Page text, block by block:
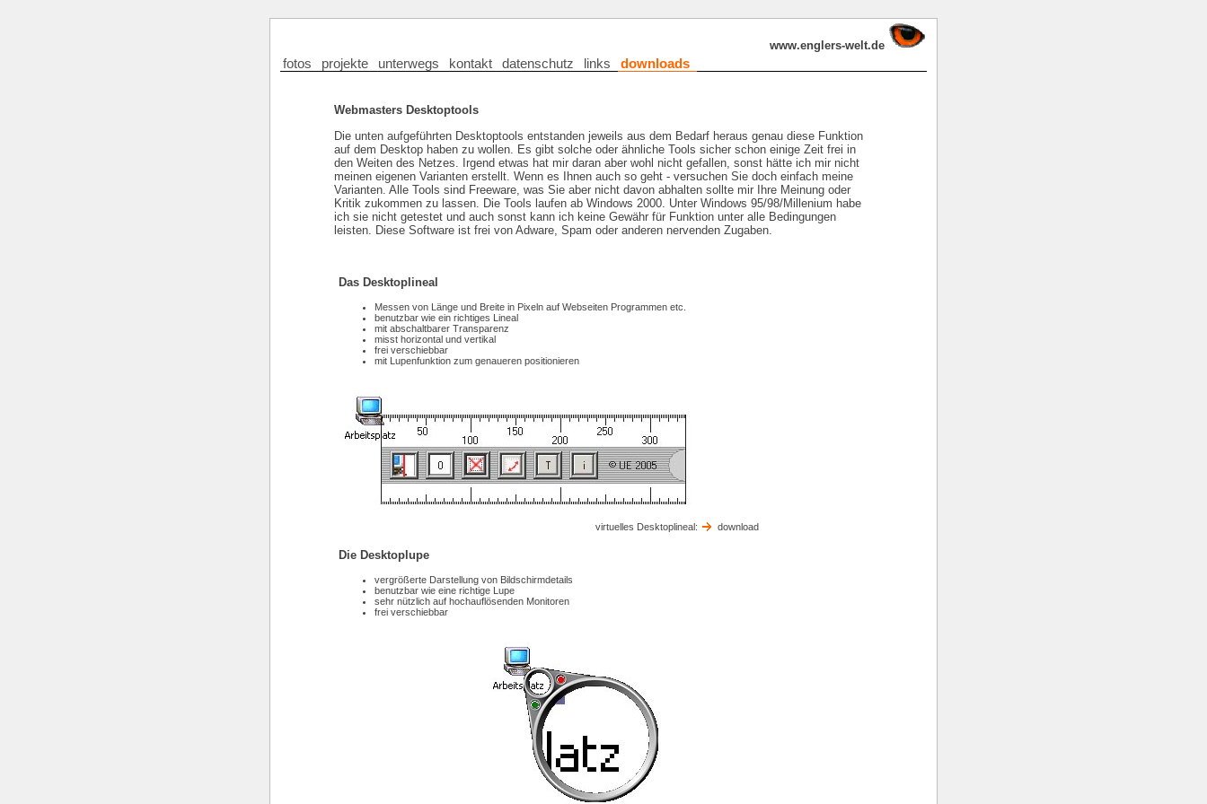
www.englers-welt.de
fotos projekte unterwegs kontakt datenschutz links downloads
Webmasters Desktoptools
Die unten aufgeführten Desktoptools entstanden jeweils aus dem Bedarf heraus genau diese Funktion
auf dem Desktop haben zu wollen. Es gibt solche oder ähnliche Tools sicher schon einige Zeit frei in
den Weiten des Netzes. Irgend etwas hat mir daran aber wohl nicht gefallen, sonst hätte ich mir nicht
meinen eigenen Varianten erstellt. Wenn es Ihnen auch so geht - versuchen Sie doch einfach meine
Varianten. Alle Tools sind Freeware, was Sie aber nicht davon abhalten sollte mir Ihre Meinung oder
Kritik zukommen zu lassen. Die Tools laufen ab Windows 2000. Unter Windows 95/98/Millenium habe
ich sie nicht getestet und auch sonst kann ich keine Gewähr für Funktion unter alle Bedingungen
leisten. Diese Software ist frei von Adware, Spam oder anderen nervenden Zugaben.
Das Desktoplineal
Messen von Länge und Breite in Pixeln auf Webseiten Programmen etc.
benutzbar wie ein richtiges Lineal
mit abschaltbarer Transparenz
misst horizontal und vertikal
frei verschiebbar
mit Lupenfunktion zum genaueren positionieren
virtuelles Desktoplineal: download
Die Desktoplupe
vergrößerte Darstellung von Bildschirmdetails
benutzbar wie eine richtige Lupe
sehr nützlich auf hochauflösenden Monitoren
frei verschiebbar